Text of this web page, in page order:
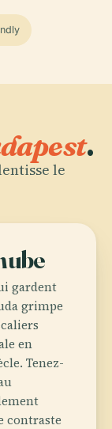
.
le
gardent
grimpe
en
Tenez-
contraste